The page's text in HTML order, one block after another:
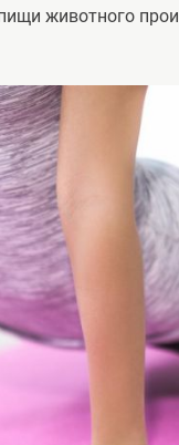
животного